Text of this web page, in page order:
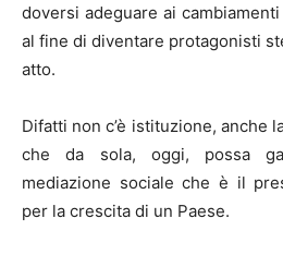
doversi adeguare ai
al fine di diventare protagonisti
atto.
Difatti non c’è istituzione, anche
che da sola, oggi, possa
mediazione sociale che è il
per la crescita di un Paese.